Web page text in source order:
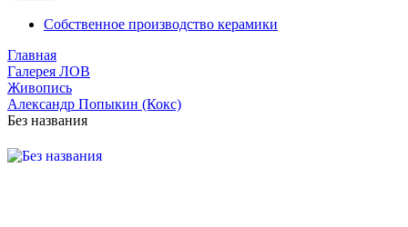
Собственное производство керамики
Главная
Галерея ЛОВ
Живопись
Александр Попыкин (Кокс)
Без названия